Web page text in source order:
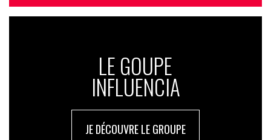
LE GOUPE
INFLUENCIA
JE DÉCOUVRE LE GROUPE